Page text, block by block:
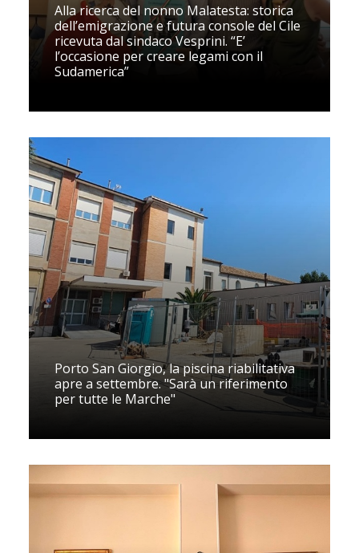
Alla ricerca del nonno Malatesta: storica
dell’emigrazione e futura console del Cile
ricevuta dal sindaco Vesprini. “E’
l’occasione per creare legami con il
Sudamerica”
Porto San Giorgio, la piscina riabilitativa
apre a settembre. "Sarà un riferimento
per tutte le Marche"